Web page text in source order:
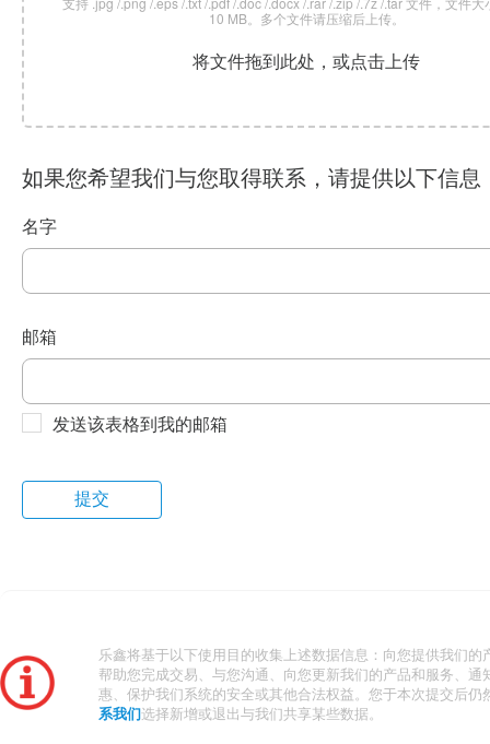
支持 .jpg /.png /.eps /.txt /.pdf /.doc /.docx /.rar /.zip /.7z /.tar 文件，文件大
10 MB。多个文件请压缩后上传。
将文件拖到此处，或点击上传
如果您希望我们与您取得联系，请提供以下信息
名字
邮箱
发送该表格到我的邮箱
乐鑫将基于以下使用目的收集上述数据信息：向您提供我们的
帮助您完成交易、与您沟通、向您更新我们的产品和服务、通
惠、保护我们系统的安全或其他合法权益。您于本次提交后仍
系我们 选择新增或退出与我们共享某些数据。